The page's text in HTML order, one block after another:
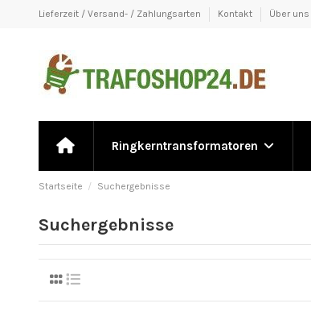
Lieferzeit / Versand- / Zahlungsarten Kontakt Über uns
Ringkerntransformatoren
Startseite Suchergebnisse
Suchergebnisse